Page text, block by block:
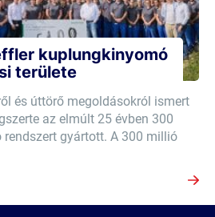
kuplungkinyomó
területe
és úttörő megoldásokról ismert
az elmúlt 25 évben 300
gyártott. A 300 millió